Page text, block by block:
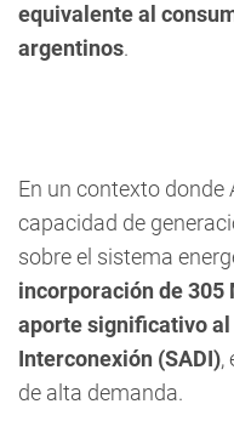
equivalente al
argentinos.
En un contexto
capacidad de
sobre el sistema
incorporación de 305
aporte significativo
Interconexión (SADI),
de alta demanda.